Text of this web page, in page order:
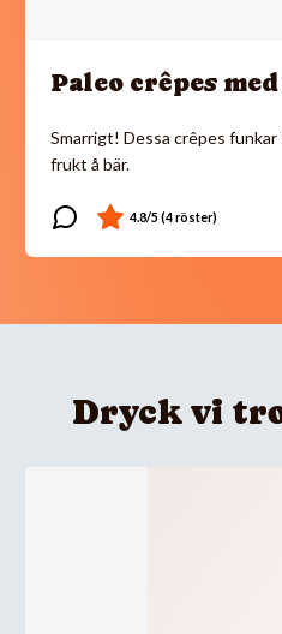
Paleo crêpes
Smarrigt! Dessa crêpes
frukt å bär.
Dryck vi